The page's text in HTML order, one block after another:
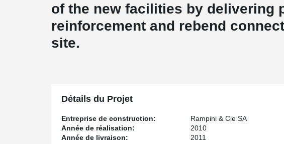
of the new facilities by delivering
reinforcement and rebend
site.
Détails du Projet
Entreprise de construction:
Rampini & Cie SA
Année de réalisation:
2010
Année de livraison:
2011